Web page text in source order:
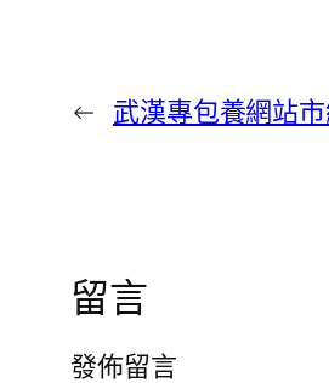
← 武漢專包養網站
留言
發佈留言